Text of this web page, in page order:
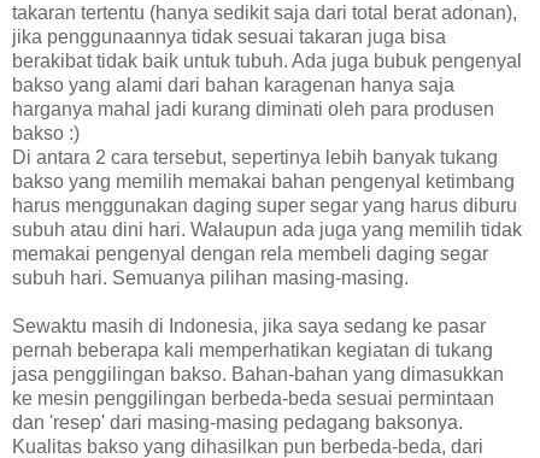
takaran tertentu (hanya sedikit saja dari total berat adonan),
jika penggunaannya tidak sesuai takaran juga bisa
berakibat tidak baik untuk tubuh. Ada juga bubuk pengenyal
bakso yang alami dari bahan karagenan hanya saja
harganya mahal jadi kurang diminati oleh para produsen
bakso :)
Di antara 2 cara tersebut, sepertinya lebih banyak tukang
bakso yang memilih memakai bahan pengenyal ketimbang
harus menggunakan daging super segar yang harus diburu
subuh atau dini hari. Walaupun ada juga yang memilih tidak
memakai pengenyal dengan rela membeli daging segar
subuh hari. Semuanya pilihan masing-masing.
Sewaktu masih di Indonesia, jika saya sedang ke pasar
pernah beberapa kali memperhatikan kegiatan di tukang
jasa penggilingan bakso. Bahan-bahan yang dimasukkan
ke mesin penggilingan berbeda-beda sesuai permintaan
dan 'resep' dari masing-masing pedagang baksonya.
Kualitas bakso yang dihasilkan pun berbeda-beda, dari